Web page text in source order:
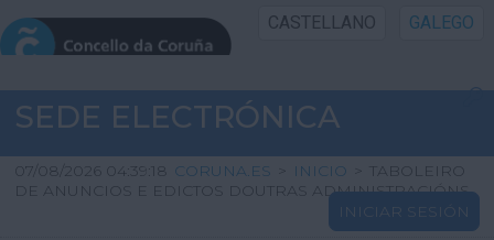
CASTELLANO GALEGO
INICIO SEDE
INICIO
INFORMACIÓN PÚBLICA
SEDE ELECTRÓNICA
07/08/2026 04:39:18 CORUNA.ES > INICIO > TABOLEIRO
DE ANUNCIOS E EDICTOS DOUTRAS ADMINISTRACIÓNS
INICIAR SESIÓN